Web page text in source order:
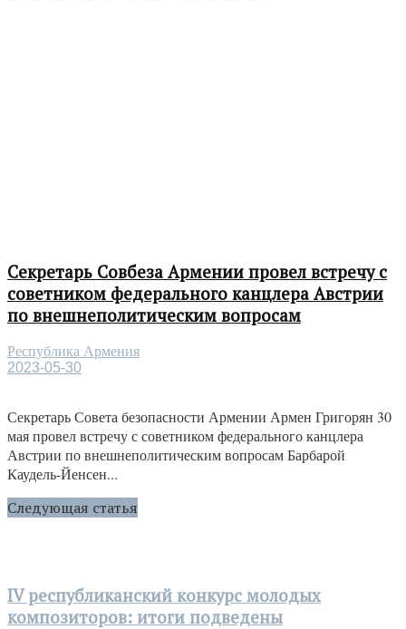
Секретарь Совбеза Армении провел встречу с
советником федерального канцлера Австрии
по внешнеполитическим вопросам
Республика Армения
2023-05-30
Секретарь Совета безопасности Армении Армен Григорян 30
мая провел встречу с советником федерального канцлера
Австрии по внешнеполитическим вопросам Барбарой
Каудель-Йенсен...
Следующая статья
IV республиканский конкурс молодых
композиторов: итоги подведены